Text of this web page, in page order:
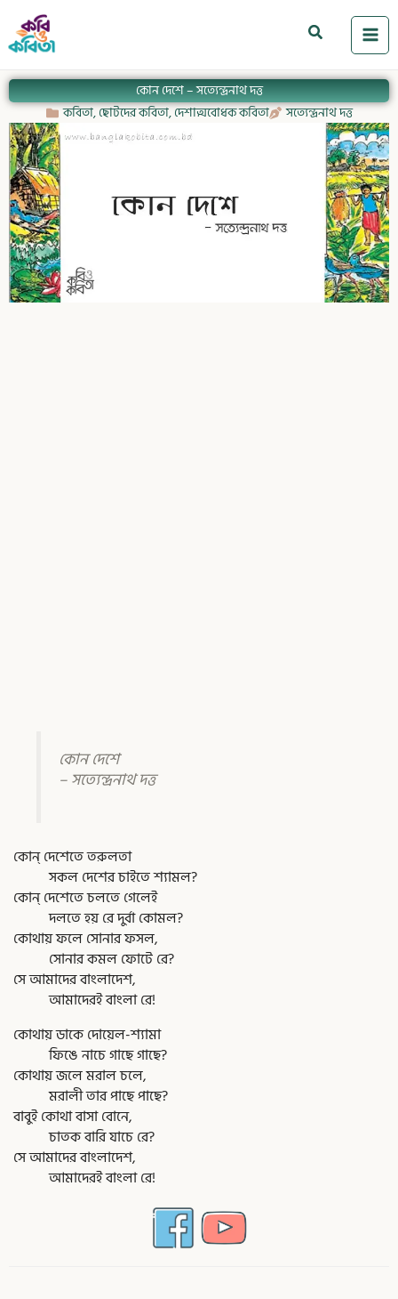
content
Search
কোন দেশে – সত্যেন্দ্রনাথ দত্ত
কবিতা,ছোটদের কবিতা,দেশাত্মবোধক কবিতা সত্যেন্দ্রনাথ দত্ত
কোন দেশে
– সত্যেন্দ্রনাথ দত্ত
কোন্ দেশেতে তরুলতা
সকল দেশের চাইতে শ্যামল?
কোন্ দেশেতে চলতে গেলেই
দলতে হয় রে দুর্বা কোমল?
কোথায় ফলে সোনার ফসল,
সোনার কমল ফোটে রে?
সে আমাদের বাংলাদেশ,
আমাদেরই বাংলা রে!
কোথায় ডাকে দোয়েল-শ্যামা
ফিঙে নাচে গাছে গাছে?
কোথায় জলে মরাল চলে,
মরালী তার পাছে পাছে?
বাবুই কোথা বাসা বোনে,
চাতক বারি যাচে রে?
সে আমাদের বাংলাদেশ,
আমাদেরই বাংলা রে!